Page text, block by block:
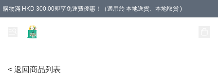
購物滿 HKD 300.00即享免運費優惠！（適用於 本地送貨、本地取貨 )
< 返回商品列表